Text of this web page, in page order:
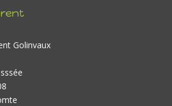
Golinvaux